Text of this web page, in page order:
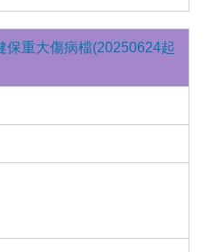
保重大傷病檔(20250624起